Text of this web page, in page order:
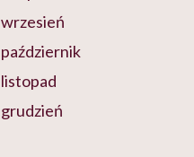
wrzesień
październik
listopad
grudzień